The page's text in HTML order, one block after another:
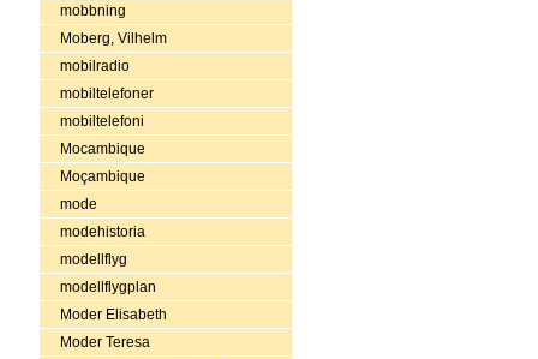
mobbning
Moberg, Vilhelm
mobilradio
mobiltelefoner
mobiltelefoni
Mocambique
Moçambique
mode
modehistoria
modellflyg
modellflygplan
Moder Elisabeth
Moder Teresa